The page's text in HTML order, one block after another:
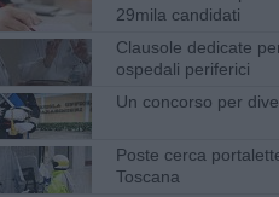
29mila candidati
Clausole dedicate
ospedali periferici
Un concorso per
Poste cerca
Toscana